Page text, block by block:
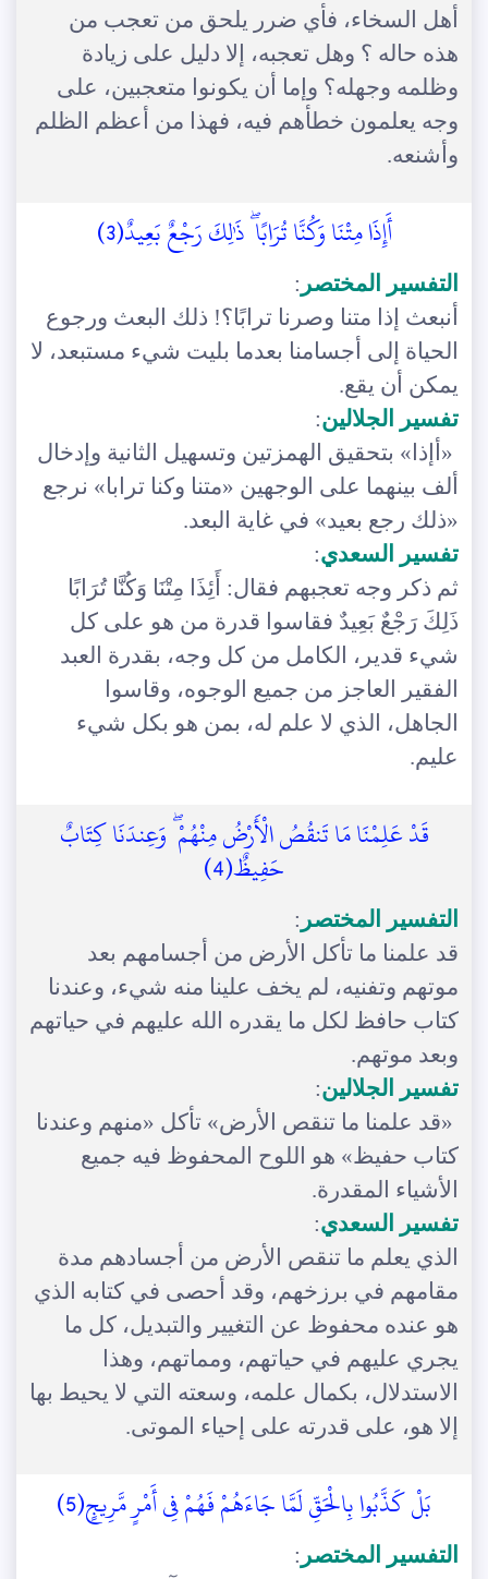
أهل السخاء، فأي ضرر يلحق من تعجب من
هذه حاله ؟ وهل تعجبه، إلا دليل على زيادة
وظلمه وجهله؟ وإما أن يكونوا متعجبين، على
وجه يعلمون خطأهم فيه، فهذا من أعظم الظلم
وأشنعه.
أَإِذَا مِتْنَا وَكُنَّا تُرَابًا ۖ ذَٰلِكَ رَجْعٌ بَعِيدٌ(3)
التفسير المختصر :
أنبعث إذا متنا وصرنا ترابًا؟! ذلك البعث ورجوع
الحياة إلى أجسامنا بعدما بليت شيء مستبعد، لا
يمكن أن يقع.
تفسير الجلالين:
«أإذا» بتحقيق الهمزتين وتسهيل الثانية وإدخال
ألف بينهما على الوجهين «متنا وكنا ترابا» نرجع
«ذلك رجع بعيد» في غاية البعد.
تفسير السعدي:
ثم ذكر وجه تعجبهم فقال: أَئِذَا مِتْنَا وَكُنَّا تُرَابًا
ذَلِكَ رَجْعٌ بَعِيدٌ فقاسوا قدرة من هو على كل
شيء قدير، الكامل من كل وجه، بقدرة العبد
الفقير العاجز من جميع الوجوه، وقاسوا
الجاهل، الذي لا علم له، بمن هو بكل شيء
عليم.
قَدْ عَلِمْنَا مَا تَنقُصُ الْأَرْضُ مِنْهُمْ ۖ وَعِندَنَا كِتَابٌ
حَفِيظٌ(4)
التفسير المختصر :
قد علمنا ما تأكل الأرض من أجسامهم بعد
موتهم وتفنيه، لم يخف علينا منه شيء، وعندنا
كتاب حافظ لكل ما يقدره الله عليهم في حياتهم
وبعد موتهم.
تفسير الجلالين:
«قد علمنا ما تنقص الأرض» تأكل «منهم وعندنا
كتاب حفيظ» هو اللوح المحفوظ فيه جميع
الأشياء المقدرة.
تفسير السعدي:
الذي يعلم ما تنقص الأرض من أجسادهم مدة
مقامهم في برزخهم، وقد أحصى في كتابه الذي
هو عنده محفوظ عن التغيير والتبديل، كل ما
يجري عليهم في حياتهم، ومماتهم، وهذا
الاستدلال، بكمال علمه، وسعته التي لا يحيط بها
إلا هو، على قدرته على إحياء الموتى.
بَلْ كَذَّبُوا بِالْحَقِّ لَمَّا جَاءَهُمْ فَهُمْ فِي أَمْرٍ مَّرِيجٍ(5)
التفسير المختصر :